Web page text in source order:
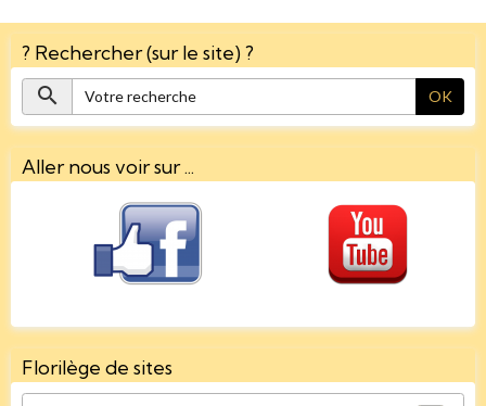
? Rechercher (sur le site) ?
OK
Aller nous voir sur ...
Florilège de sites